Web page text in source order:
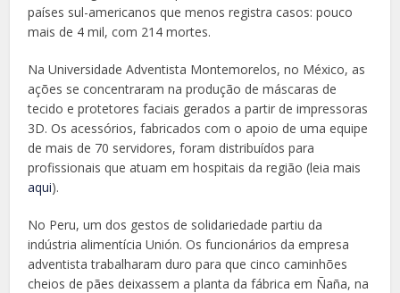
países sul-americanos que menos registra casos: pouco
mais de 4 mil, com 214 mortes.
Na Universidade Adventista Montemorelos, no México, as
ações se concentraram na produção de máscaras de
tecido e protetores faciais gerados a partir de impressoras
3D. Os acessórios, fabricados com o apoio de uma equipe
de mais de 70 servidores, foram distribuídos para
profissionais que atuam em hospitais da região (leia mais
aqui).
No Peru, um dos gestos de solidariedade partiu da
indústria alimentícia Unión. Os funcionários da empresa
adventista trabalharam duro para que cinco caminhões
cheios de pães deixassem a planta da fábrica em Ñaña, na